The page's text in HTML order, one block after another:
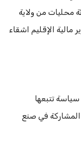
محليات من ولاية
مالية الإقليم اشقاء
تتبعها
المشاركة في صنع